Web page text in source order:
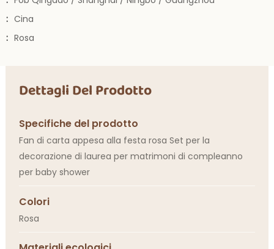
: Cina
: Rosa
Dettagli Del Prodotto
Specifiche del prodotto
Fan di carta appesa alla festa rosa Set per la
decorazione di laurea per matrimoni di compleanno
per baby shower
Colori
Rosa